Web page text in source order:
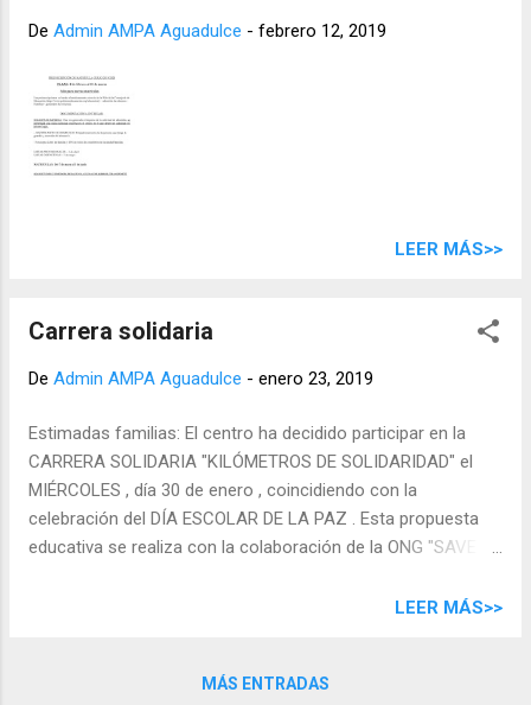
De Admin AMPA Aguadulce - febrero 12, 2019
LEER MÁS>>
Carrera solidaria
De Admin AMPA Aguadulce - enero 23, 2019
Estimadas familias: El centro ha decidido participar en la
CARRERA SOLIDARIA "KILÓMETROS DE SOLIDARIDAD" el
MIÉRCOLES , día 30 de enero , coincidiendo con la
celebración del DÍA ESCOLAR DE LA PAZ . Esta propuesta
educativa se realiza con la colaboración de la ONG "SAVE
libremente la cantidad de dinero que deseen, cuyos fondos
que parezcan, son importantes. Para facilitar la
LEER MÁS>>
MÁS ENTRADAS